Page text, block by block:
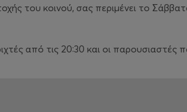
του κοινού, σας περιμένει το
από τις 20:30 και οι